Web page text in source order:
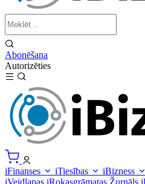
Abonēšana
Autorizēties
iFinanses iTiesības
iBizness
iVeidlapas iRokasgrāmatas Žurnāls